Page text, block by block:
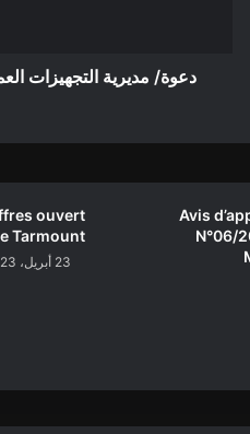
دعوة/ مديرية التجهيزات
Avis
N°06/
ouvert
Tarmount
23 أبريل، 2023